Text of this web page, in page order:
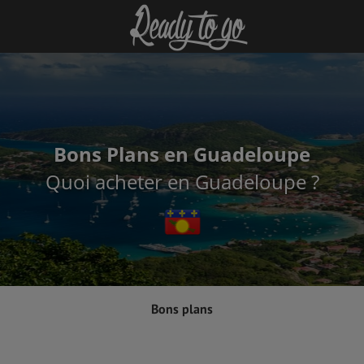
Bons Plans en Guadeloupe
Quoi acheter en Guadeloupe ?
Bons plans